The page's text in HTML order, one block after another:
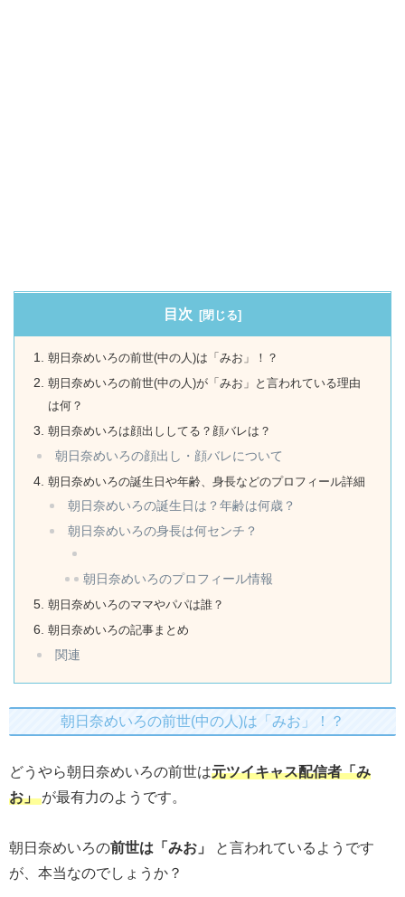
目次
朝日奈めいろの前世(中の人)は「みお」！？
朝日奈めいろの前世(中の人)が「みお」と言われている理由
は何？
朝日奈めいろは顔出ししてる？顔バレは？
朝日奈めいろの顔出し・顔バレについて
朝日奈めいろの誕生日や年齢、身長などのプロフィール詳細
朝日奈めいろの誕生日は？年齢は何歳？
朝日奈めいろの身長は何センチ？
朝日奈めいろのプロフィール情報
朝日奈めいろのママやパパは誰？
朝日奈めいろの記事まとめ
関連
朝日奈めいろの前世(中の人)は「みお」！？
どうやら朝日奈めいろの前世は元ツイキャス配信者「み
お」 が最有力のようです。
朝日奈めいろの前世は「みお」
と言われているようです
が、本当なのでしょうか？